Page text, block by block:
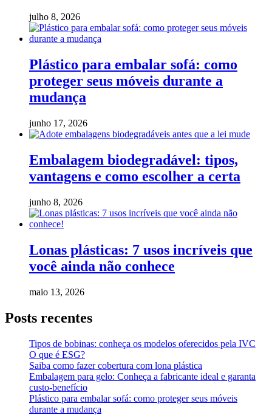
julho 8, 2026
Plástico para embalar sofá: como
proteger seus móveis durante a
mudança
junho 17, 2026
Embalagem biodegradável: tipos,
vantagens e como escolher a certa
junho 8, 2026
Lonas plásticas: 7 usos incríveis que
você ainda não conhece
maio 13, 2026
Posts recentes
Tipos de bobinas: conheça os modelos oferecidos pela IVC
O que é ESG?
Saiba como fazer cobertura com lona plástica
Embalagem para gelo: Conheça a fabricante ideal e garanta
custo-benefício
Plástico para embalar sofá: como proteger seus móveis
durante a mudança